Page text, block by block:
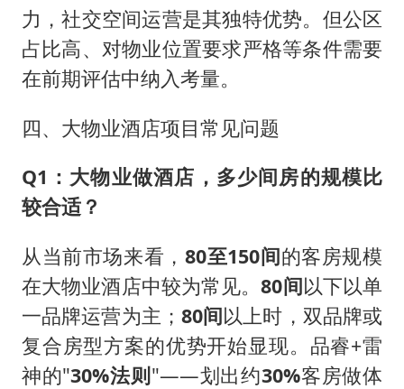
力，社交空间运营是其独特优势。但公区
占比高、对物业位置要求严格等条件需要
在前期评估中纳入考量。
四、大物业酒店项目常见问题
Q1：大物业做酒店，多少间房的规模比
较合适？
从当前市场来看， 80至150间的客房规模
在大物业酒店中较为常见。80间以下以单
一品牌运营为主； 80间以上时，双品牌或
复合房型方案的优势开始显现。品睿+雷
神的"30%法则"——划出约30%客房做体